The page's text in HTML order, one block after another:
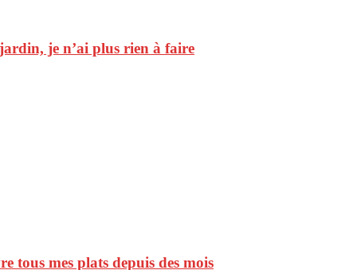
jardin, je n’ai plus rien à faire
tous mes plats depuis des mois